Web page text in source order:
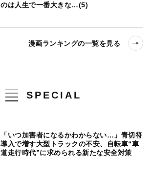
のは人生で一番大きな…(5)
漫画ランキングの一覧を見る
SPECIAL
「いつ加害者になるかわからない…」青切符
導入で増す大型トラックの不安、自転車“車
道走行時代”に求められる新たな安全対策